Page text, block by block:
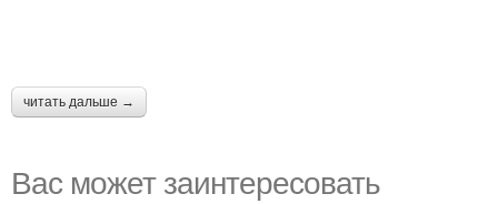
читать дальше →
Вас может заинтересовать